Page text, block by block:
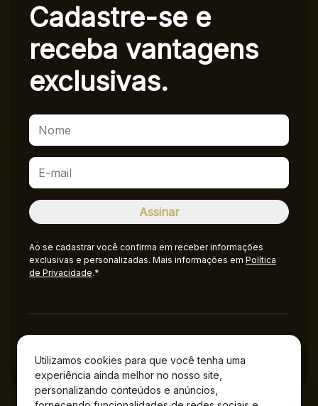
Utilizamos cookies para que você tenha uma
experiência ainda melhor no nosso site,
personalizando conteúdos e anúncios,
Cadastre-se e
receba vantagens
exclusivas.
Ao se cadastrar você confirma em receber informações
exclusivas e personalizadas. Mais informações em Política
de Privacidade.*
Administração